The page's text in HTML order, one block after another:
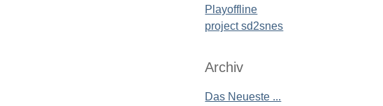
Playoffline
project sd2snes
Archiv
Das Neueste ...